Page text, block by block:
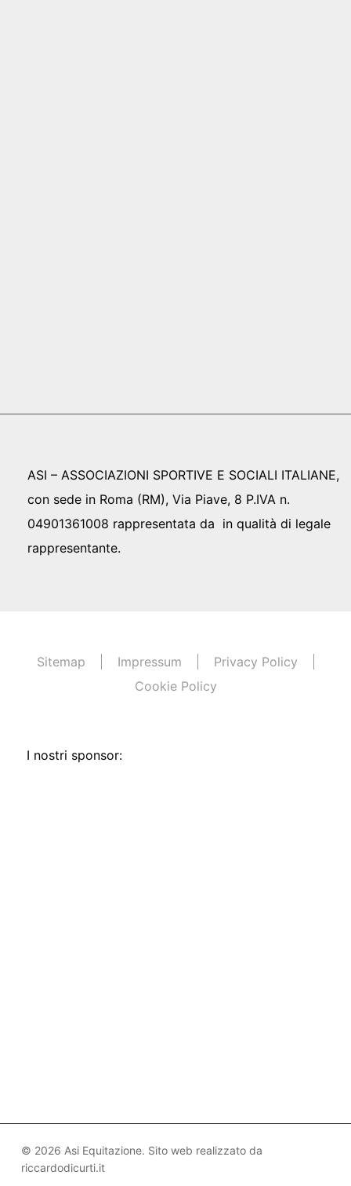
ASI – ASSOCIAZIONI SPORTIVE E SOCIALI ITALIANE,
con sede in Roma (RM), Via Piave, 8 P.IVA n.
04901361008 rappresentata da in qualità di legale
rappresentante.
Sitemap Impressum
Privacy Policy
Cookie Policy
I nostri sponsor:
© 2026 Asi Equitazione. Sito web realizzato da
riccardodicurti.it